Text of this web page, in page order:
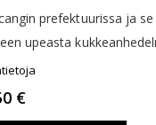
prefektuurissa ja
upeasta
€